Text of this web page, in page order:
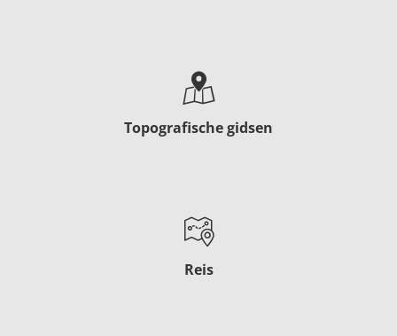
Topografische gidsen
Reis